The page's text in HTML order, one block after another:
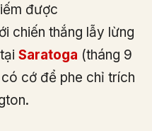
được
chiến thắng lẫy lừng
Saratoga (tháng 9
cớ để phe chỉ trích